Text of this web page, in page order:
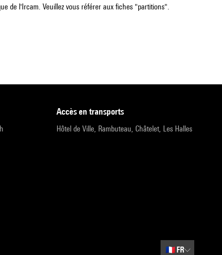
de l'Ircam. Veuillez vous référer aux fiches "partitions".
accès en transports
Hôtel de Ville, Rambuteau, Châtelet, Les Halles
🇫🇷 FR